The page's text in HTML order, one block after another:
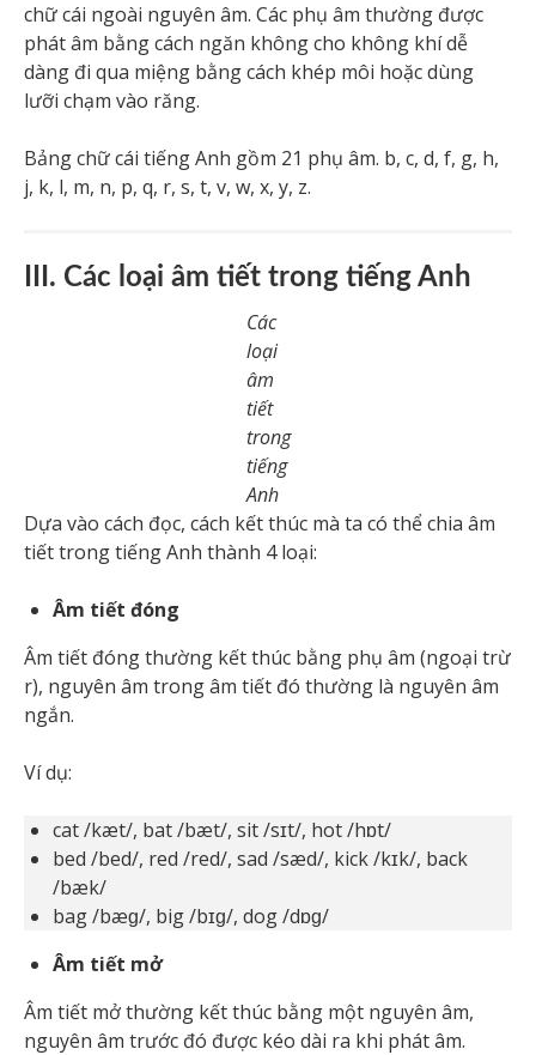
chữ cái ngoài nguyên âm. Các phụ âm thường được
phát âm bằng cách ngăn không cho không khí dễ
dàng đi qua miệng bằng cách khép môi hoặc dùng
lưỡi chạm vào răng.
Bảng chữ cái tiếng Anh gồm 21 phụ âm. b, c, d, f, g, h,
j, k, l, m, n, p, q, r, s, t, v, w, x, y, z.
III. Các loại âm tiết trong tiếng Anh
Các
loại
âm
tiết
trong
tiếng
Anh
Dựa vào cách đọc, cách kết thúc mà ta có thể chia âm
tiết trong tiếng Anh thành 4 loại:
Âm tiết đóng
Âm tiết đóng thường kết thúc bằng phụ âm (ngoại trừ
r), nguyên âm trong âm tiết đó thường là nguyên âm
ngắn.
Ví dụ:
cat /kæt/, bat /bæt/, sit /sɪt/, hot /hɒt/
bed /bed/, red /red/, sad /sæd/, kick /kɪk/, back
/bæk/
bag /bæɡ/, big /bɪɡ/, dog /dɒɡ/
Âm tiết mở
Âm tiết mở thường kết thúc bằng một nguyên âm,
nguyên âm trước đó được kéo dài ra khi phát âm.